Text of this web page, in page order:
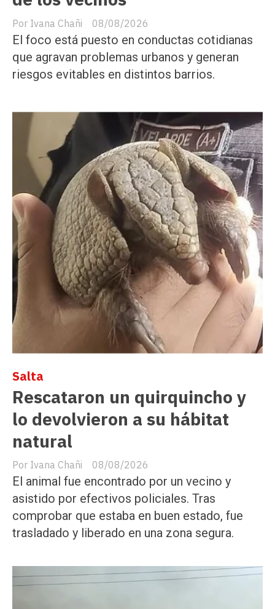
Ivana Chañi 08/08/2026
El foco está puesto en conductas cotidianas
que agravan problemas urbanos y generan
riesgos evitables en distintos barrios.
Rescataron un quirquincho y
lo devolvieron a su hábitat
natural
Ivana Chañi
Salta
08/08/2026
El animal fue encontrado por un vecino y
asistido por efectivos policiales. Tras
comprobar que estaba en buen estado, fue
trasladado y liberado en una zona segura.